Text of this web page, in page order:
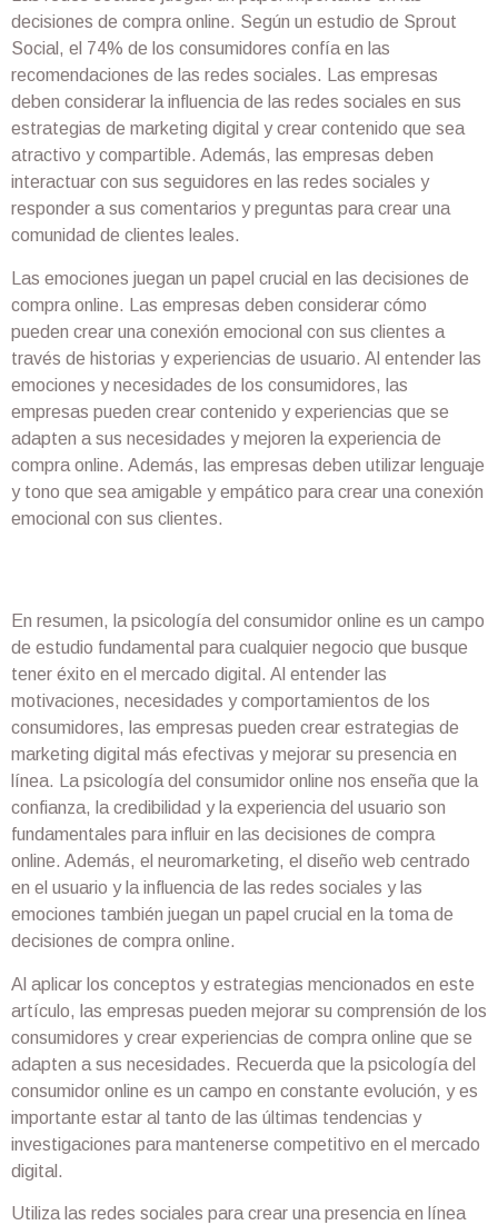
decisiones de compra online. Según un estudio de Sprout
Social, el 74% de los consumidores confía en las
recomendaciones de las redes sociales. Las empresas
deben considerar la influencia de las redes sociales en sus
estrategias de marketing digital y crear contenido que sea
atractivo y compartible. Además, las empresas deben
interactuar con sus seguidores en las redes sociales y
responder a sus comentarios y preguntas para crear una
comunidad de clientes leales.
Las emociones juegan un papel crucial en las decisiones de
compra online. Las empresas deben considerar cómo
pueden crear una conexión emocional con sus clientes a
través de historias y experiencias de usuario. Al entender las
emociones y necesidades de los consumidores, las
empresas pueden crear contenido y experiencias que se
adapten a sus necesidades y mejoren la experiencia de
compra online. Además, las empresas deben utilizar lenguaje
y tono que sea amigable y empático para crear una conexión
emocional con sus clientes.
En resumen, la psicología del consumidor online es un campo
de estudio fundamental para cualquier negocio que busque
tener éxito en el mercado digital. Al entender las
motivaciones, necesidades y comportamientos de los
consumidores, las empresas pueden crear estrategias de
marketing digital más efectivas y mejorar su presencia en
línea. La psicología del consumidor online nos enseña que la
confianza, la credibilidad y la experiencia del usuario son
fundamentales para influir en las decisiones de compra
online. Además, el neuromarketing, el diseño web centrado
en el usuario y la influencia de las redes sociales y las
emociones también juegan un papel crucial en la toma de
decisiones de compra online.
Al aplicar los conceptos y estrategias mencionados en este
artículo, las empresas pueden mejorar su comprensión de los
consumidores y crear experiencias de compra online que se
adapten a sus necesidades. Recuerda que la psicología del
consumidor online es un campo en constante evolución, y es
importante estar al tanto de las últimas tendencias y
investigaciones para mantenerse competitivo en el mercado
digital.
Utiliza las redes sociales para crear una presencia en línea